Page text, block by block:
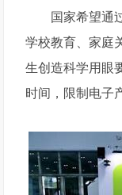
国家希望通过
学校教育、家庭
生创造科学用眼
时间，限制电子